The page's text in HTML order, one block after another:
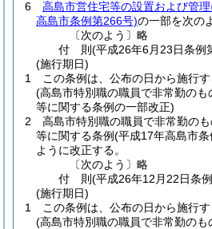
6
高島市営住宅等の設置および管
高島市条例第266号)の一部を次の
〔次のよう〕略
付 則(平成26年6月23日条例
(施行期日)
1
この条例は、公布の日から施行す
(高島市特別職の職員で非常勤の
等に関する条例の一部改正)
2
高島市特別職の職員で非常勤の
等に関する条例(平成17年高島市
ように改正する。
〔次のよう〕略
付 則(平成26年12月22日条
(施行期日)
1
この条例は、公布の日から施行す
(高島市特別職の職員で非常勤の